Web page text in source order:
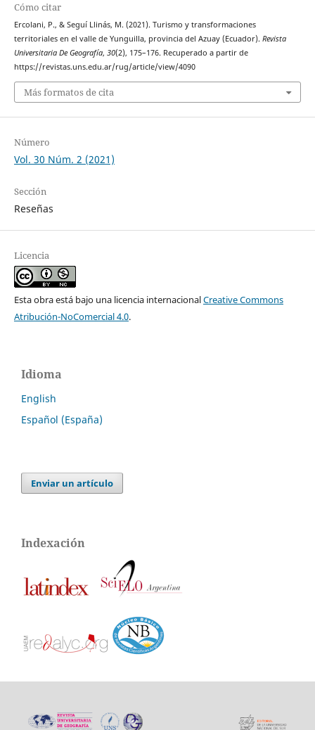
Cómo citar
Ercolani, P., & Seguí Llinás, M. (2021). Turismo y transformaciones
territoriales en el valle de Yunguilla, provincia del Azuay (Ecuador). Revista
Universitaria De Geografía, 30(2), 175–176. Recuperado a partir de
https://revistas.uns.edu.ar/rug/article/view/4090
Más formatos de cita
Número
Vol. 30 Núm. 2 (2021)
Sección
Reseñas
Licencia
Esta obra está bajo una licencia internacionalCreative Commons
Atribución-NoComercial 4.0.
Idioma
English
Español (España)
Enviar un artículo
Indexación